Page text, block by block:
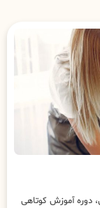
دوره آموزش کوتاهی